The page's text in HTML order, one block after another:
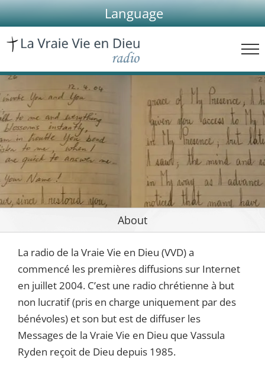
Skip
to
content
Language
About
La radio de la Vraie Vie en Dieu (VVD) a
commencé les premières diffusions sur Internet
en juillet 2004. C’est une radio chrétienne à but
non lucratif (pris en charge uniquement par des
bénévoles) et son but est de diffuser les
Messages de la Vraie Vie en Dieu que Vassula
Ryden reçoit de Dieu depuis 1985.